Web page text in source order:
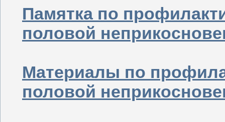
Памятка по
половой
Материалы по
половой